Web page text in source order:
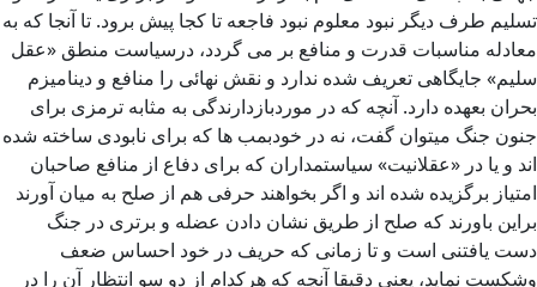
تسلیم طرف دیگر نبود معلوم نبود فاجعه تا کجا پیش برود. تا آنجا که به
معادله مناسبات قدرت و منافع بر می گردد، درسیاست منطق «عقل
سلیم» جایگاهی تعریف شده ندارد و نقش نهائی را منافع و دینامیزم
بحران بعهده دارد. آنچه که در موردبازدارندگی به مثابه ترمزی برای
جنون جنگ میتوان گفت، نه در خودبمب ها که برای نابودی ساخته شده
اند و یا در «عقلانیت» سیاستمداران که برای دفاع از منافع صاحبان
امتیاز برگزیده شده اند و اگر بخواهند حرفی هم از صلح به میان آورند
براین باورند که صلح از طریق نشان دادن عضله و برتری در جنگ
دست یافتنی است و تا زمانی که حریف در خود احساس ضعف
وشکست نماید، یعنی دقیقا آنچه که هرکدام از دو سو انتظار آن را در